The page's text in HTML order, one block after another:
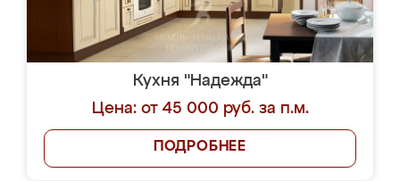
Кухня "Надежда"
Цена: от 45 000 руб. за п.м.
ПОДРОБНЕЕ